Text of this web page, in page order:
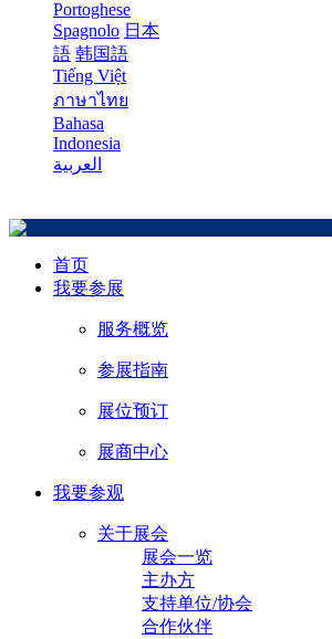
Portoghese
Spagnolo 日本
語 韩国語
Tiếng Việt
ภาษาไทย
Bahasa
Indonesia
العربية
首页
我要参展
服务概览
参展指南
展位预订
展商中心
我要参观
关于展会
展会一览
主办方
支持单位/协会
合作伙伴